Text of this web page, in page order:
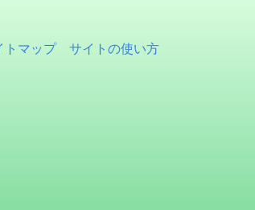
トマップ サイトの使い方